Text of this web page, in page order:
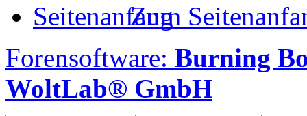
Zum
Forensoftware: Burning
WoltLab® GmbH